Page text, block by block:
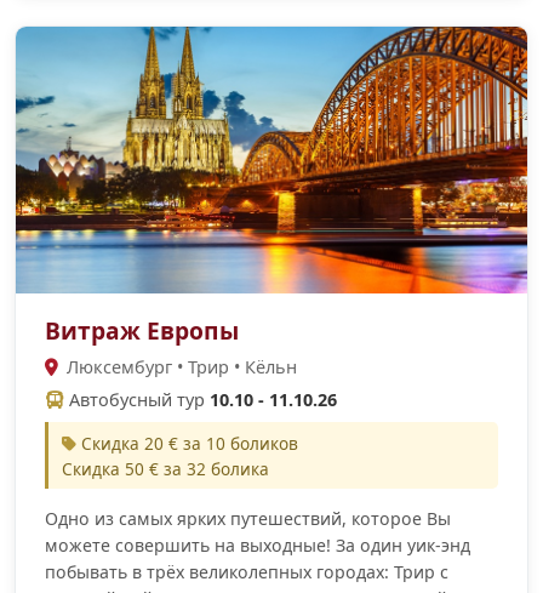
Витраж Европы
Люксембург • Трир • Кёльн
Автобусный тур 10.10 - 11.10.26
Скидка 20 € за 10 боликов
Скидка 50 € за 32 болика
Одно из самых ярких путешествий, которое Вы
можете совершить на выходные! За один уик-энд
побывать в трёх великолепных городах: Трир с